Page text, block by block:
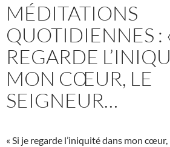
MÉDITATIONS
QUOTIDIENNES :
REGARDE
MON CŒUR, LE
SEIGNEUR…
« Si je regarde l’iniquité dans mon cœur,